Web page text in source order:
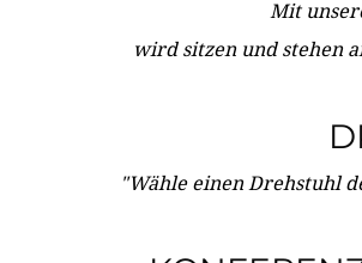
Mit
wird sitzen und stehen
"Wähle einen Drehstuhl